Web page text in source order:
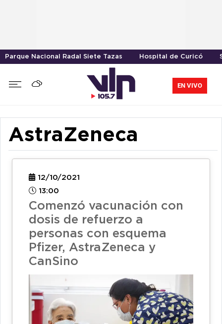
Parque Nacional Radal Siete Tazas Hospital de Curicó
EN VIVO
AstraZeneca
12/10/2021
13:00
Comenzó vacunación con
dosis de refuerzo a
personas con esquema
Pfizer, AstraZeneca y
CanSino